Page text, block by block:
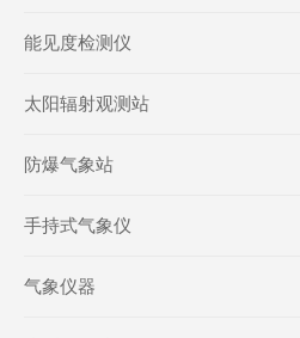
能见度检测仪
太阳辐射观测站
防爆气象站
手持式气象仪
气象仪器